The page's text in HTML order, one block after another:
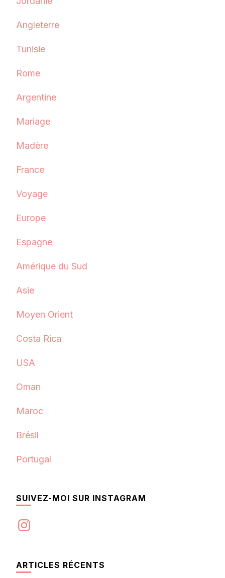
Angleterre
Tunisie
Rome
Argentine
Mariage
Madère
France
Voyage
Europe
Espagne
Amérique du Sud
Asie
Moyen Orient
Costa Rica
USA
Oman
Maroc
Brésil
Portugal
SUIVEZ-MOI SUR INSTAGRAM
Instagram
ARTICLES RÉCENTS